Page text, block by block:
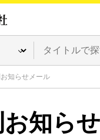
知らせメール
知ら